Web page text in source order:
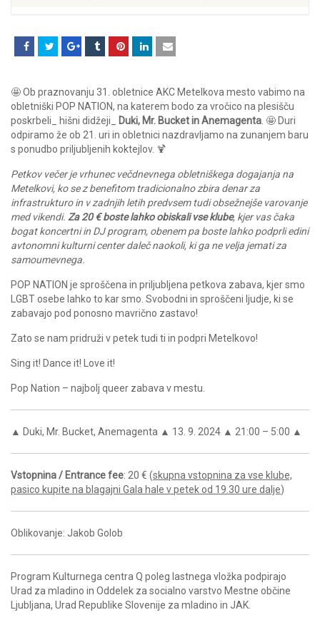
🤩 Ob praznovanju 31. obletnice AKC Metelkova mesto vabimo na
obletniški POP NATION, na katerem bodo za vročico na plesišču
poskrbeli_ hišni didžeji_
Duki, Mr. Bucket in Anemagenta . 🤩 Duri
odpiramo že ob 21. uri in obletnici nazdravljamo na zunanjem baru
s ponudbo priljubljenih koktejlov. 🍹
Petkov večer je vrhunec večdnevnega obletniškega dogajanja na
Metelkovi, ko se z benefitom tradicionalno zbira denar za
infrastrukturo in v zadnjih letih predvsem tudi obsežnejše varovanje
med vikendi. Za 20 € boste lahko obiskali vse klube, kjer vas čaka
bogat koncertni in DJ program, obenem pa boste lahko podprli edini
avtonomni kulturni center daleč naokoli, ki ga ne velja jemati za
samoumevnega.
POP NATION je sproščena in priljubljena petkova zabava, kjer smo
LGBT osebe lahko to kar smo. Svobodni in sproščeni ljudje, ki se
zabavajo pod ponosno mavrično zastavo!
Zato se nam pridruži v petek tudi ti in podpri Metelkovo!
Sing it! Dance it! Love it!
Pop Nation – najbolj queer zabava v mestu.
▲ Duki, Mr. Bucket, Anemagenta ▲ 13. 9. 2024 ▲ 21:00 – 5:00 ▲
Vstopnina / Entrance fee: 20 € (skupna vstopnina za vse klube,
pasico kupite na blagajni Gala hale v petek od 19.30 ure dalje)
Oblikovanje: Jakob Golob
Program Kulturnega centra Q poleg lastnega vložka podpirajo
Urad za mladino in Oddelek za socialno varstvo Mestne občine
Ljubljana, Urad Republike Slovenije za mladino in JAK.